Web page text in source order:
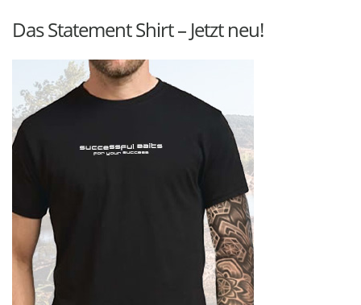
Das Statement Shirt – Jetzt neu!